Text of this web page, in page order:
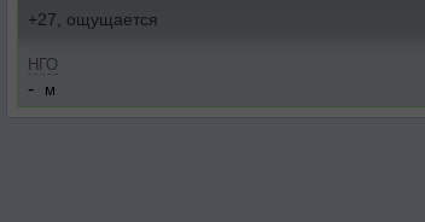
+27, ощущается
НГО
- м